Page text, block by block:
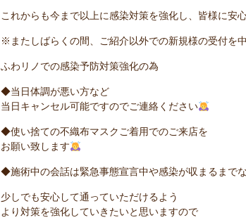
これからも今まで以上に感染対策を強化し、皆様に安
※またしばらくの間、ご紹介以外での新規様の受付を
ふわリノでの感染予防対策強化の為
◆当日体調が悪い方など
当日キャンセル可能ですのでご連絡ください
◆使い捨ての不織布マスクご着用でのご来店を
お願い致します
◆施術中の会話は緊急事態宣言中や感染が収まるまで
少しでも安心して通っていただけるよう
より対策を強化していきたいと思いますので